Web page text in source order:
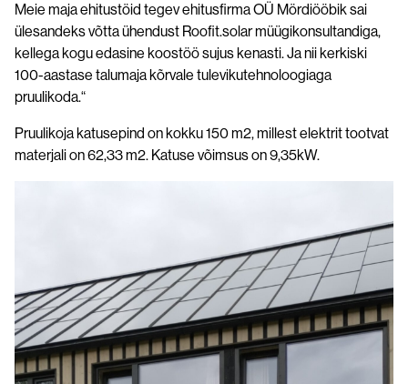
Meie maja ehitustöid tegev ehitusfirma OÜ Mördiööbik sai
ülesandeks võtta ühendust Roofit.solar müügikonsultandiga,
kellega kogu edasine koostöö sujus kenasti. Ja nii kerkiski
100-aastase talumaja kõrvale tulevikutehnoloogiaga
pruulikoda.“
Pruulikoja katusepind on kokku 150 m2, millest elektrit tootvat
materjali on 62,33 m2. Katuse võimsus on 9,35kW.